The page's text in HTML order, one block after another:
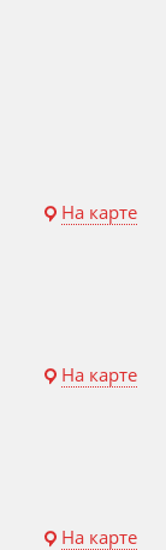
На карте
На карте
На карте